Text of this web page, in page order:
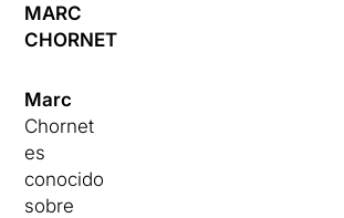
MARC
CHORNET
Marc
Chornet
es
conocido
sobre